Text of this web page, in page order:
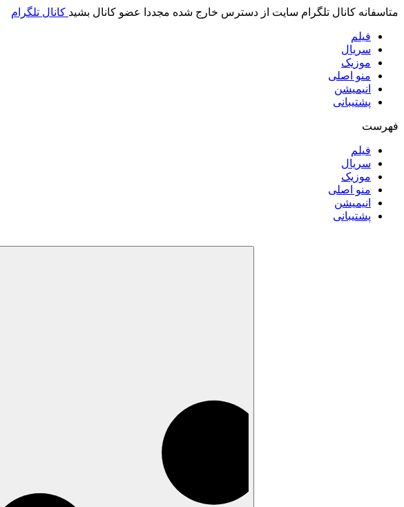
متاسفانه کانال تلگرام سایت از دسترس خارج شده مجددا عضو کانال بشید کانال تلگرام
فیلم
سریال
موزیک
منو اصلی
انیمیشن
پشتیبانی
فهرست
فیلم
سریال
موزیک
منو اصلی
انیمیشن
پشتیبانی